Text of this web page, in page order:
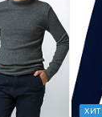
ХИТ